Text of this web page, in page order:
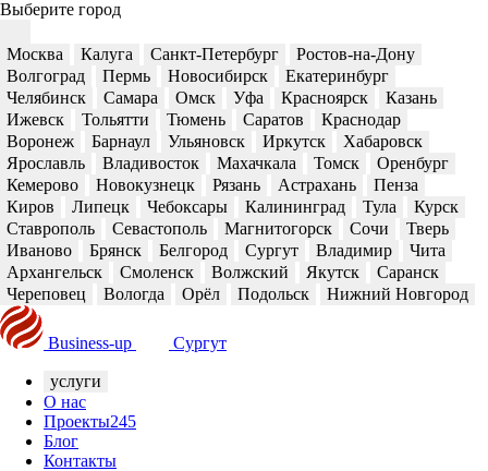
Выберите город
Москва Калуга Санкт-Петербург
Ростов-на-Дону
Волгоград
Пермь Новосибирск
Екатеринбург
Челябинск
Самара Омск Уфа Красноярск
Казань
Ижевск
Тольятти Тюмень Саратов
Краснодар
Воронеж
Барнаул Ульяновск Иркутск
Хабаровск
Ярославль
Владивосток Махачкала Томск
Оренбург
Кемерово
Новокузнецк Рязань Астрахань
Пенза
Киров
Липецк Чебоксары Калининград Тула
Курск
Ставрополь
Севастополь Магнитогорск Сочи
Тверь
Иваново
Брянск Белгород Сургут Владимир
Чита
Архангельск
Смоленск Волжский Якутск
Саранск
Череповец
Вологда Орёл Подольск Нижний Новгород
Business-up Сургут
услуги
О нас
Проекты245
Блог
Контакты